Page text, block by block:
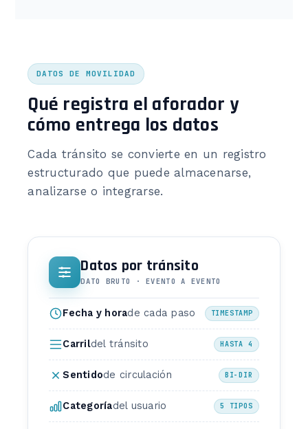
DATOS DE MOVILIDAD
Qué registra el aforador y
cómo entrega los datos
Cada tránsito se convierte en un registro
estructurado que puede almacenarse,
analizarse o integrarse.
Datos por tránsito
DATO BRUTO · EVENTO A EVENTO
Fecha y horade cada paso TIMESTAMP
Carrildel tránsito HASTA 4
Sentidode circulación BI-DIR
Categoríadel usuario 5 TIPOS